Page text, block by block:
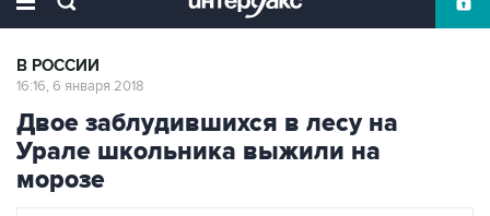
В РОССИИ
16:16, 6 января 2018
Двое заблудившихся в лесу на
Урале школьника выжили на
морозе